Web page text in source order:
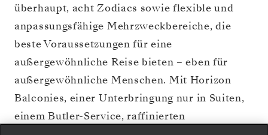
überhaupt, acht Zodiacs sowie flexible und
anpassungsfähige Mehrzweckbereiche, die
beste Voraussetzungen für eine
außergewöhnliche Reise bieten – eben für
außergewöhnliche Menschen. Mit Horizon
Balconies, einer Unterbringung nur in Suiten,
einem Butler-Service, raffinierten